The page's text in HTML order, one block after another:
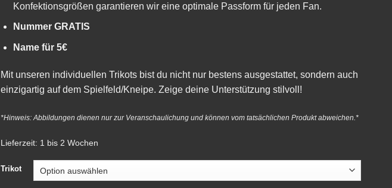
Konfektionsgrößen garantieren wir eine optimale Passform für jeden Fan.
Nummer GRATIS
Name für 5€
Mit unseren individuellen Trikots bist du nicht nur bestens ausgestattet, sondern auch
einzigartig auf dem Spielfeld/Kneipe. Zeige deine Unterstützung stilvoll!
*Hinweis: Abbildungen dienen nur zur Veranschaulichung und können vom tatsächlichen Produkt abweichen.*
Lieferzeit: 1 bis 2 Wochen
Trikot